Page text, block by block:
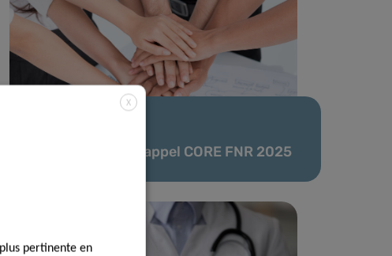
Résultats de l’appel CORE FNR 2025
X
pertinente en